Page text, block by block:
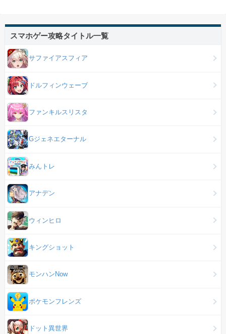
スマホゲー攻略タイトル一覧
サファイアスフィア
ドルフィンウェーブ
ファンキルスリスタ
Gジェネエターナル
みんトレ
アナデン
ウィンヒロ
キングショット
モンハンNow
ポケモンフレンズ
ドット異世界